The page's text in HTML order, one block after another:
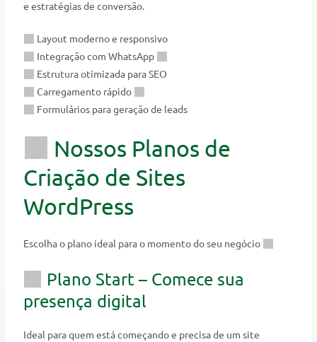
e estratégias de conversão.
Layout moderno e responsivo
Integração com WhatsApp
Estrutura otimizada para SEO
Carregamento rápido
Formulários para geração de leads
Nossos Planos de
Criação de Sites
WordPress
Escolha o plano ideal para o momento do seu negócio
Plano Start – Comece sua
presença digital
Ideal para quem está começando e precisa de um site